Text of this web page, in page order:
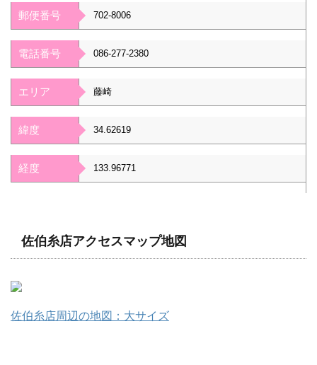
郵便番号 702-8006
電話番号 086-277-2380
エリア 藤崎
緯度 34.62619
経度 133.96771
佐伯糸店アクセスマップ地図
佐伯糸店周辺の地図：大サイズ